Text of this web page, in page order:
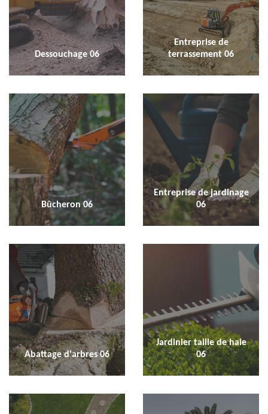
Dessouchage 06
Entreprise de
terrassement 06
Bûcheron 06
Entreprise de jardinage
06
Abattage d'arbres 06
Jardinier taille de haie
06